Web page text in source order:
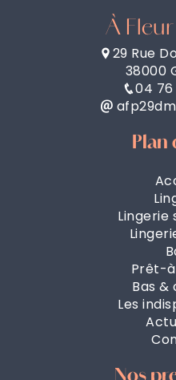
À Fleur
29 Rue
38000
04
Plan
Lingerie
Prêt-
Bas &
Les